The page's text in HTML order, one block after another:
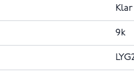
Klar
9k